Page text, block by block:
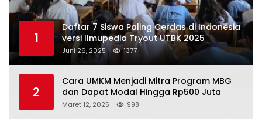
1
Daftar 7 Siswa Paling Cerdas di Indonesia
versi Ilmupedia Tryout UTBK 2025
Juni 26, 2025 1377
2
Cara UMKM Menjadi Mitra Program MBG
dan Dapat Modal Hingga Rp500 Juta
Maret 12, 2025 998